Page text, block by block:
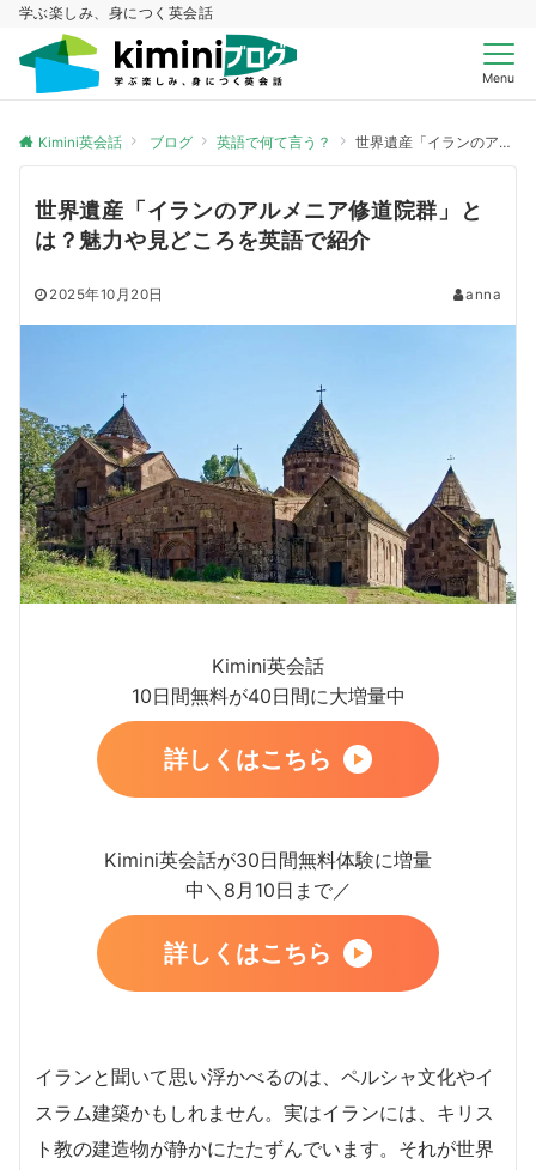
学ぶ楽しみ、身につく英会話
Menu
Kimini英会話 ブログ 英語で何て言う？ 世界遺産「イランのアルメニア修道院群」とは？魅力や見どころを英語で紹介
世界遺産「イランのアルメニア修道院群」と
は？魅力や見どころを英語で紹介
2025年10月20日 anna
Kimini英会話
10日間無料が40日間に大増量中
詳しくはこちら
Kimini英会話が30日間無料体験に増量
中＼8月10日まで／
詳しくはこちら
イランと聞いて思い浮かべるのは、ペルシャ文化やイ
スラム建築かもしれません。実はイランには、キリス
ト教の建造物が静かにたたずんでいます。それが世界